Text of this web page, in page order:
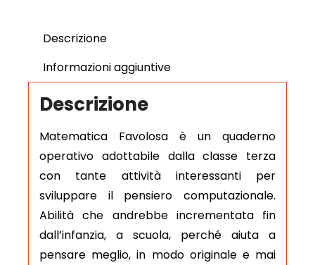
Descrizione
Informazioni aggiuntive
Descrizione
Matematica Favolosa è un quaderno
operativo adottabile dalla classe terza
con tante attività interessanti per
sviluppare il pensiero computazionale.
Abilità che andrebbe incrementata fin
dall’infanzia, a scuola, perché aiuta a
pensare meglio, in modo originale e mai